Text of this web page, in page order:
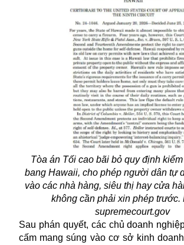
Tòa án Tối cao bãi bỏ quy định
bang Hawaii, cho phép người dân tự
vào các nhà hàng, siêu thị hay cửa
không cần phải xin phép trước.
supremecourt.gov
Sau phán quyết, các chủ doanh
cấm mang súng vào cơ sở kinh